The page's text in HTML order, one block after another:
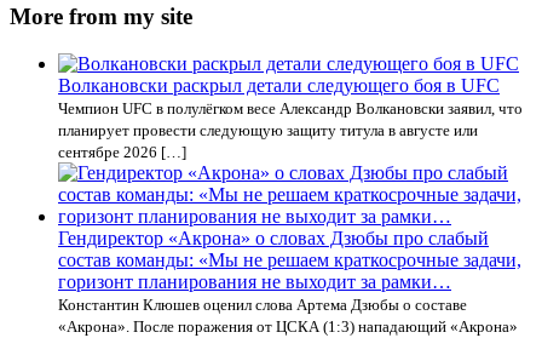
More from my site
Волкановски раскрыл детали следующего боя в UFC
Чемпион UFC в полулёгком весе Александр Волкановски заявил, что
планирует провести следующую защиту титула в августе или
сентябре 2026 […]
Гендиректор «Акрона» о словах Дзюбы про слабый
состав команды: «Мы не решаем краткосрочные задачи,
горизонт планирования не выходит за рамки…
Константин Клюшев оценил слова Артема Дзюбы о составе
«Акрона». После поражения от ЦСКА (1:3) нападающий «Акрона»